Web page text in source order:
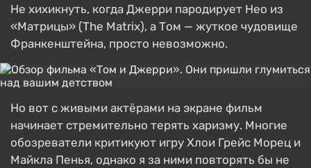
Не хихикнуть, когда Джерри пародирует Нео из
«Матрицы» (The Matrix), а Том — жуткое чудовище
Франкенштейна, просто невозможно.
Но вот с живыми актёрами на экране фильм
начинает стремительно терять харизму. Многие
обозреватели критикуют игру Хлои Грейс Морец и
Майкла Пенья, однако я за ними повторять бы не